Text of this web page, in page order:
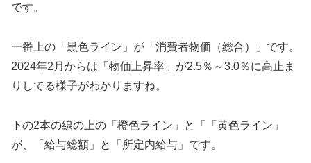
です。
一番上の「黒色ライン」が「消費者物価（総合）」です。
2024年2月からは「物価上昇率」が2.5％～3.0％に高止ま
りしてる様子がわかりますね。
下の2本の線の上の「橙色ライン」と「「黄色ライン」
が、「給与総額」と「所定内給与」です。